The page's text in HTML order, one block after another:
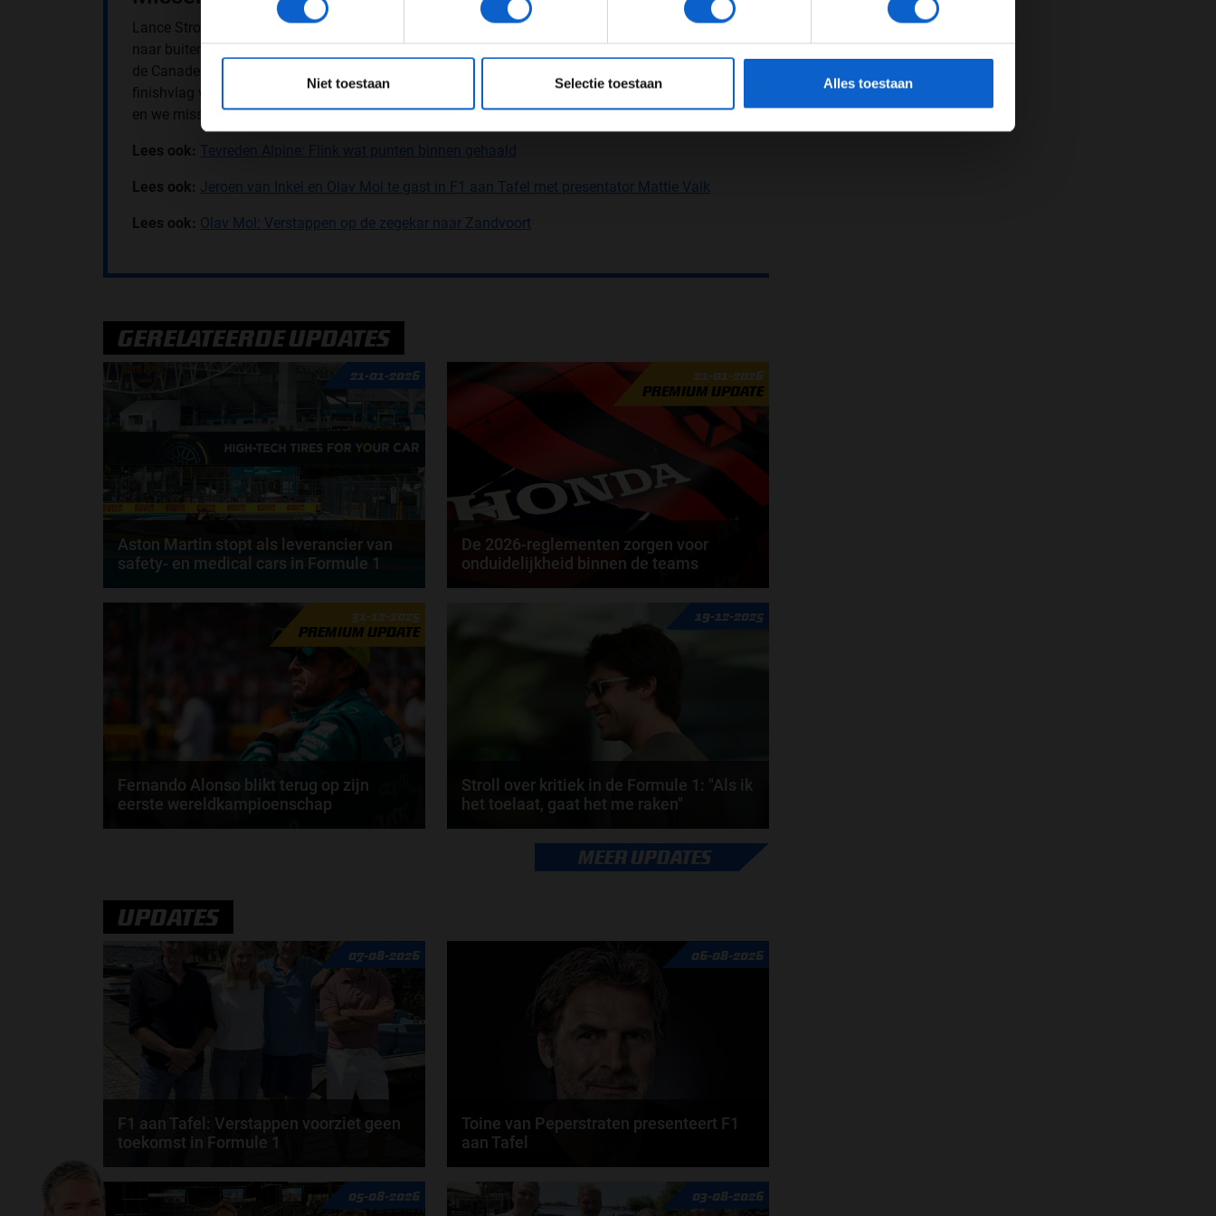
Niet toestaan Selectie toestaan Alles toestaan
Lance Stroll baalt dat hij net buiten de punten is gefinisht op P11. “Ik werd in de eerste ronde
naar buiten geduwd door Vettel en verloor daardoor een aantal plaatsen”, zegt Stroll. Later zat
de Canadees vast achter Alexander Albon en moest hij de Williams-coureur tot aan de
finishvlag voor zich dulden. “We deden wat we konden, maar het was moeilijk met de strategie
en we missen gewoon snelheid op de rechte stukken.”
Lees ook: Tevreden Alpine: Flink wat punten binnen gehaald
Lees ook: Jeroen van Inkel en Olav Mol te gast in F1 aan Tafel met presentator Mattie Valk
Lees ook: Olav Mol: Verstappen op de zegekar naar Zandvoort
GERELATEERDE UPDATES
21-01-2026
Aston Martin stopt als leverancier van
safety- en medical cars in Formule 1
Aston Martin zal vanaf het Formule 1-seizoen 2026
niet langer actief zijn als leverancier van de...
21-01-2026
PREMIUM UPDATE
De 2026-reglementen zorgen voor
onduidelijkheid binnen de teams
Van Red Bull naar Aston Martin, dat is de route die
Honda per 2026 zal gaan bewandelen. En
31-12-2025
PREMIUM UPDATE
Fernando Alonso blikt terug op zijn
eerste wereldkampioenschap
doorElvira Kieboom
19-12-2025
Stroll over kritiek in de Formule 1: "Als ik
het toelaat, gaat het me raken"
Lance Stroll rijdt inmiddels al sinds 2017 in de
Formule 1 en heeft in die periode geleerd hoe hij...
MEER UPDATES
UPDATES
07-08-2026
F1 aan Tafel: Verstappen voorziet geen
toekomst in Formule 1
Max Verstappen wil géén Formule 1-team, de FIA en
de motorfabrikanten zaten niet op één lijn en...
06-08-2026
Toine van Peperstraten presenteert F1
aan Tafel
Rob van Someren, Beitske Visser en Frans
Verschuur schuiven aan in de nieuwe F1 aan Tafel.
05-08-2026 03-08-2026
JONGER DAN 24 24 JAAR OF OUDER
*Raadpleeg onsprivacybeleidvoor meer informatie over gegevensgebruik en -bescherming.